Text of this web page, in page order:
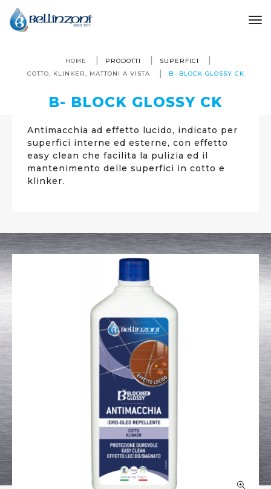
HOME PRODOTTI
SUPERFICI
COTTO, KLINKER, MATTONI A VISTA
B- BLOCK GLOSSY CK
B- BLOCK GLOSSY CK
Antimacchia ad effetto lucido, indicato per
superfici interne ed esterne, con effetto
easy clean che facilita la pulizia ed il
mantenimento delle superfici in cotto e
klinker.